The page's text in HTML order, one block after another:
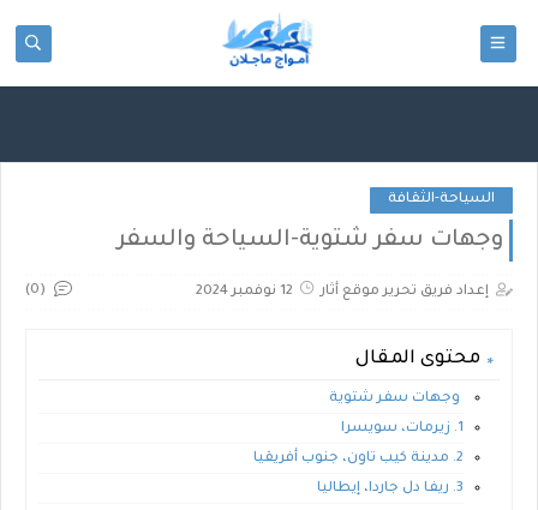
verification=TXLip2KQQgdhcFSCBEAeYwlT9kIUdJJyaV0L281sOhI
السياحة-الثقافة
وجهات سفر شتوية-السياحة والسفر
إعداد فريق تحرير موقع أثار 12 نوفمبر 2024 (0)
محتوى المقال
وجهات سفر شتوية
1. زيرمات، سويسرا
2. مدينة كيب تاون، جنوب أفريقيا
3. ريفا دل جاردا، إيطاليا